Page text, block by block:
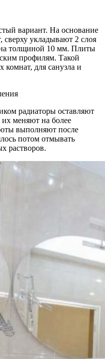
вариант. На основание
укладывают 2 слоя
толщиной 10 мм. Плиты
профилям. Такой
комнат, для санузла и
радиаторы оставляют
меняют на более
выполняют после
потом отмывать
растворов.